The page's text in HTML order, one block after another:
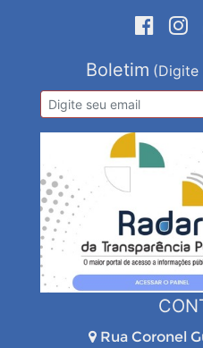
Boletim (Digite
Rua Coronel